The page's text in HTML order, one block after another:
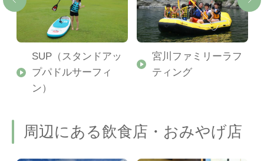
SUP（スタンドアッ
プパドルサーフィ
ン）
宮川ファミリーラフ
ティング
周辺にある飲食店・おみやげ店